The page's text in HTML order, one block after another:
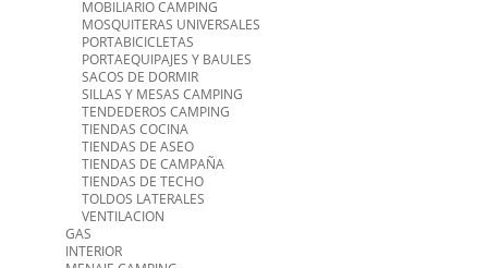
MOBILIARIO CAMPING
MOSQUITERAS UNIVERSALES
PORTABICICLETAS
PORTAEQUIPAJES Y BAULES
SACOS DE DORMIR
SILLAS Y MESAS CAMPING
TENDEDEROS CAMPING
TIENDAS COCINA
TIENDAS DE ASEO
TIENDAS DE CAMPAÑA
TIENDAS DE TECHO
TOLDOS LATERALES
VENTILACION
GAS
INTERIOR